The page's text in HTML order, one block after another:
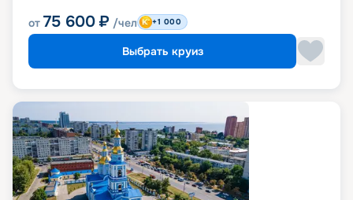
от 75 600 ₽ /чел +1 000
Выбрать круиз